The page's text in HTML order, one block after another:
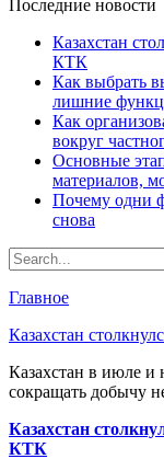
Последние новости
Казахстан
КТК
Как выбрать
лишние
Как
вокруг
Основные
материалов,
Почему одни
снова
Главное
Казахстан
Казахстан в июле и
сокращать добычу
Казахстан
КТК